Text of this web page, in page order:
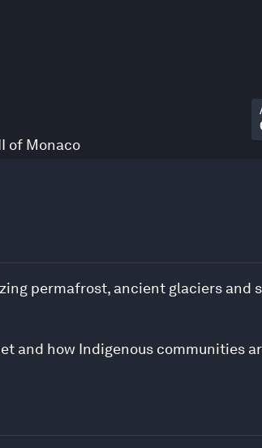
of Monaco
permafrost, ancient glaciers and
and how Indigenous communities